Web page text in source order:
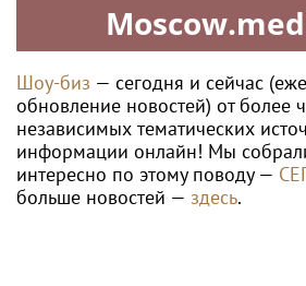
Шоу-биз — сегодня и сейчас
обновление новостей) от более
независимых тематических
информации онлайн! Мы
интересно по этому поводу —
больше новостей — здесь.